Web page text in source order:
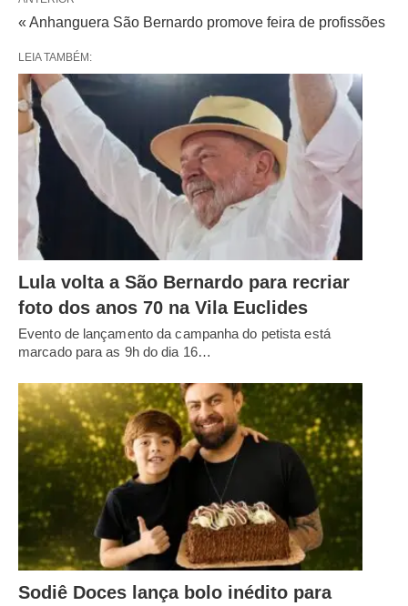
« Anhanguera São Bernardo promove feira de profissões
LEIA TAMBÉM:
Lula volta a São Bernardo para recriar
foto dos anos 70 na Vila Euclides
Evento de lançamento da campanha do petista está
marcado para as 9h do dia 16…
Sodiê Doces lança bolo inédito para